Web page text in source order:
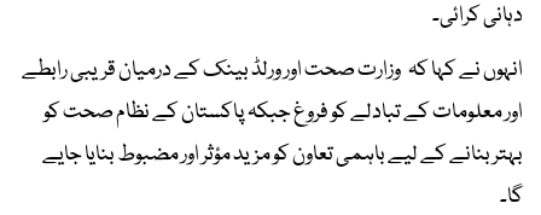
دہانی کرائی۔
انہوں نے کہا کہ وزارت صحت اور ورلڈ بینک کے درمیان قریبی رابطے
اور معلومات کے تبادلے کو فروغ جبکہ پاکستان کے نظام صحت کو
بہتر بنانے کے لیے باہمی تعاون کو مزید مؤثر اور مضبوط بنایا جایے
گا۔